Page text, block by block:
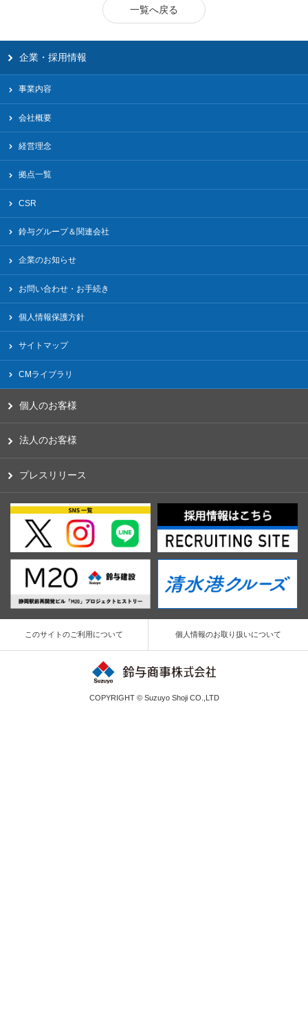
一覧へ戻る
企業・採用情報
事業内容
会社概要
経営理念
拠点一覧
CSR
鈴与グループ＆関連会社
企業のお知らせ
お問い合わせ・お手続き
個人情報保護方針
サイトマップ
CMライブラリ
個人のお客様
法人のお客様
プレスリリース
このサイトのご利用について 個人情報のお取り扱いについて
COPYRIGHT © Suzuyo Shoji CO.,LTD